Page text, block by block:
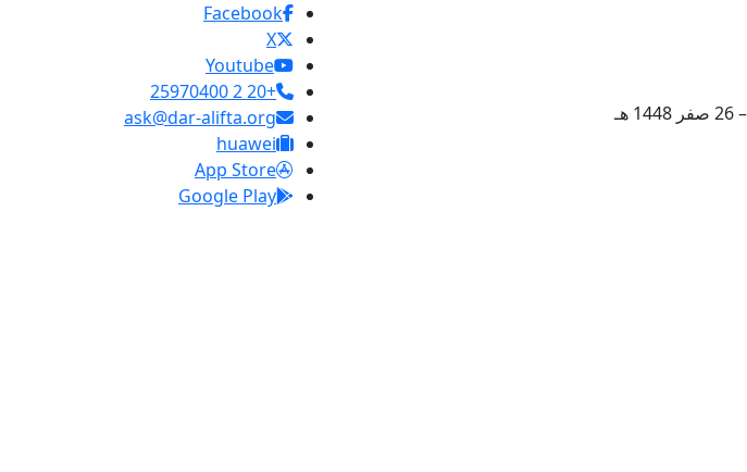
Facebook
X
Youtube
+20 2 25970400
ask@dar-alifta.org
huawei
App Store
Google Play